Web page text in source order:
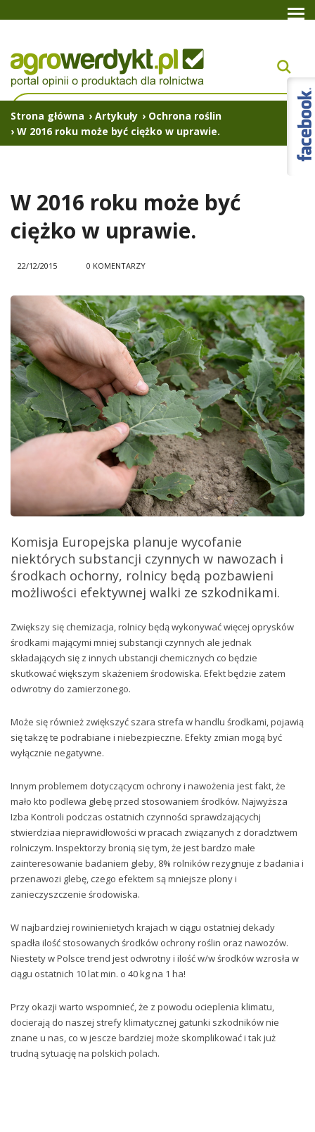
Strona główna › Artykuły › Ochrona roślin
› W 2016 roku może być ciężko w uprawie.
W 2016 roku może być
ciężko w uprawie.
22/12/2015 0 KOMENTARZY
Komisja Europejska planuje wycofanie
niektórych substancji czynnych w nawozach i
środkach ochorny, rolnicy będą pozbawieni
możliwości efektywnej walki ze szkodnikami.
Zwiększy się chemizacja, rolnicy będą wykonywać więcej oprysków
środkami mającymi mniej substancji czynnych ale jednak
składających się z innych ubstancji chemicznych co będzie
skutkować większym skażeniem środowiska. Efekt będzie zatem
odwrotny do zamierzonego.
Może się również zwiększyć szara strefa w handlu środkami, pojawią
się takzę te podrabiane i niebezpieczne. Efekty zmian mogą być
wyłącznie negatywne.
Innym problemem dotyczącycm ochrony i nawożenia jest fakt, że
mało kto podlewa glebę przed stosowaniem środków. Najwyższa
Izba Kontroli podczas ostatnich czynności sprawdzającychj
stwierdziaa nieprawidłowości w pracach związanych z doradztwem
rolniczym. Inspektorzy bronią się tym, że jest bardzo małe
zainteresowanie badaniem gleby, 8% rolników rezygnuje z badania i
przenawozi glebę, czego efektem są mniejsze plony i
zanieczyszczenie środowiska.
W najbardziej rowinienietych krajach w ciągu ostatniej dekady
spadła ilość stosowanych środków ochrony roślin oraz nawozów.
Niestety w Polsce trend jest odwrotny i ilość w/w środków wzrosła w
ciągu ostatnich 10 lat min. o 40 kg na 1 ha!
Przy okazji warto wspomnieć, że z powodu ocieplenia klimatu,
docierają do naszej strefy klimatycznej gatunki szkodników nie
znane u nas, co w jescze bardziej może skomplikować i tak już
trudną sytuację na polskich polach.